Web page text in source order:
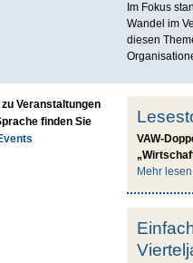
Im Fokus
Wandel im
diesen
Veranstaltungen
finden Sie
VAW-
Mehr